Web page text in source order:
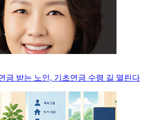
금 받는 노인, 기초연금 수령 길 열린다